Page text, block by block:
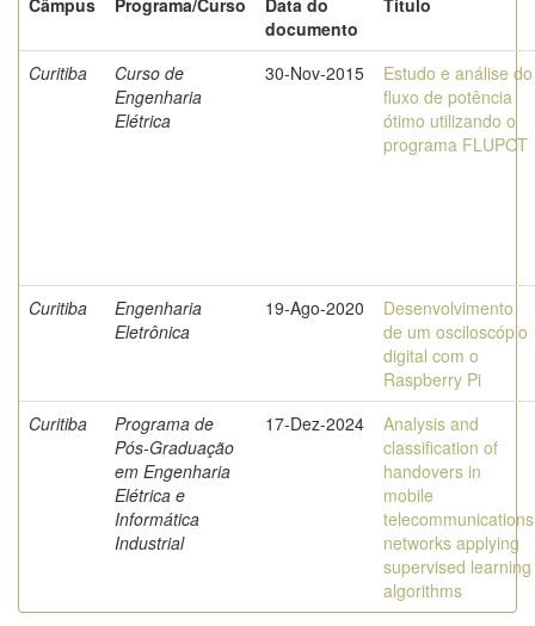
Câmpus
Programa/Curso
Data do
documento
Título
Curitiba
Curso de
Engenharia
Elétrica
30-Nov-2015
Estudo e análise do
fluxo de potência
ótimo utilizando o
programa FLUPOT
Curitiba
Engenharia
Eletrônica
19-Ago-2020
Desenvolvimento
de um osciloscópio
digital com o
Raspberry Pi
Curitiba
Programa de
Pós-Graduação
em Engenharia
Elétrica e
Informática
Industrial
17-Dez-2024
Analysis and
classification of
handovers in
mobile
telecommunications
networks applying
supervised learning
algorithms